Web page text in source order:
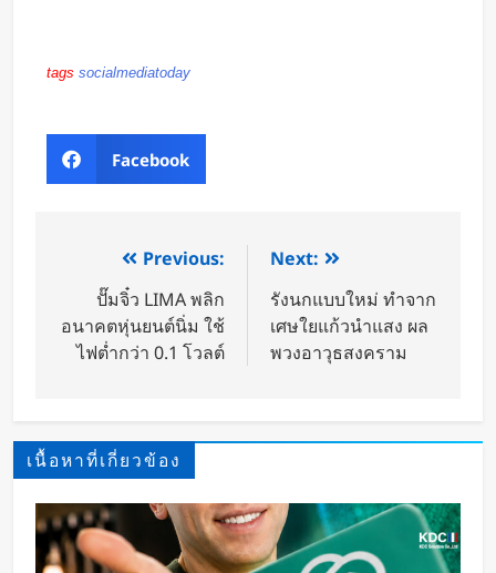
tags socialmediatoday
Facebook
Previous:
ปั๊มจิ๋ว LIMA พลิก
อนาคตหุ่นยนต์นิ่ม ใช้
ไฟต่ำกว่า 0.1 โวลต์
Next:
รังนกแบบใหม่ ทำจาก
เศษใยแก้วนำแสง ผล
พวงอาวุธสงคราม
เนื้อหาที่เกี่ยวข้อง